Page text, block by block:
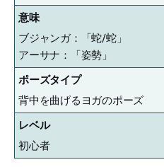
意味
ブジャンガ：「蛇/蛇」
アーサナ：「姿勢」
ポーズタイプ
背中を曲げるヨガのポーズ
レベル
初心者